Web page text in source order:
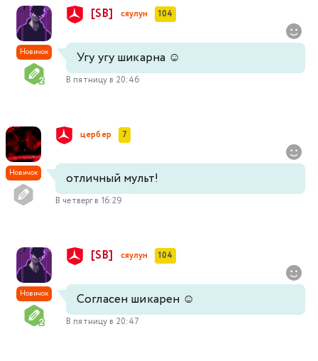
Новичок
[SB] сяулун 104
Угу угу шикарна ☺️
В пятницу в 20:46
Новичок
цербер 7
отличный мульт!
В четверг в 16:29
Новичок
[SB] сяулун 104
Согласен шикарен ☺️
В пятницу в 20:47